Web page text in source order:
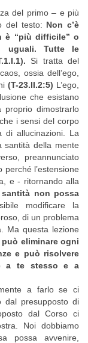
del primo – e più
del testo: Non c’è
è “più difficile” o
uguali. Tutte le
Si tratta del
ossia dell’ego,
(T-23.II.2:5) L’ego,
che esistano
dimostrarlo
i sensi del corpo
di allucinazioni. La
santità della mente
preannunciato
l’estensione
e - ritornando alla
non possa
modificare la
di un problema
Ma questa lezione
eliminare ogni
e può risolvere
a te stesso e a
a farlo se ci
dal presupposto di
dal Corso ci
Noi dobbiamo
possa avvenire,